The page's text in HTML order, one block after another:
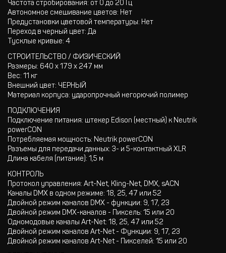
Частота стробирования: от 0 до 20 Гц
Автономное смешивание цветов: Нет
Предустановки цветовой температуры: Нет
Переход в черный цвет: Да
Тусклые кривые: 4
СТРОИТЕЛЬСТВО / ФИЗИЧЕСКИЙ
Размеры: 640 x 179 x 247 мм
Вес: 11 кг
Внешний цвет: ЧЕРНЫЙ
Материал корпуса: ударопрочный негорючий полимер
ПОДКЛЮЧЕНИЯ
Подключение питания: штекер Edison (местный) к Neutrik
powerCON
Потребляемая мощность: Neutrik powerCON
Разъемы для передачи данных: 3- и 5-контактный XLR
Длина кабеля (питание): 1,5 м
КОНТРОЛЬ
Протокол управления: Art-Net, Kling-Net, DMX, sACN
Каналы DMX в одном режиме: 18, 25, 47 или 52
Двойной режим каналов DMX - функции: 9, 17, 23
Двойной режим DMX-каналов - Пиксель: 15 или 20
Одномодовые каналы Art-Net: 18, 25, 47 или 52
Двойной режим каналов Art-Net - Функции: 9, 17, 23
Двойной режим каналов Art-Net - Пикселей: 15 или 20